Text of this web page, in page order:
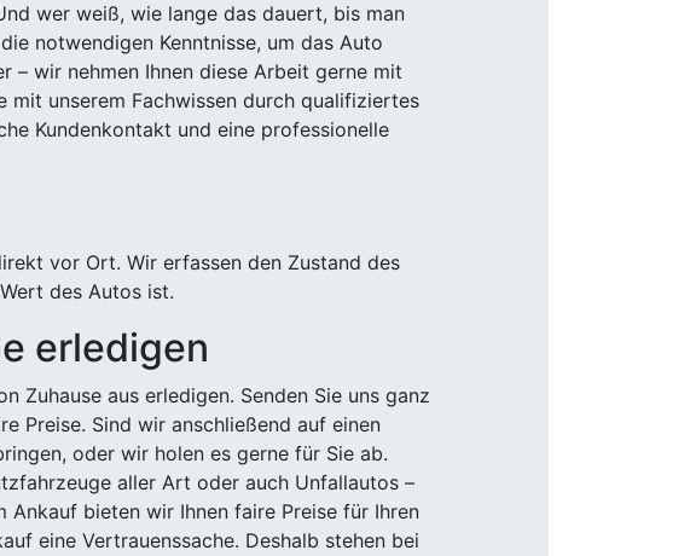
wer weiß, wie lange das dauert, bis man
notwendigen Kenntnisse, um das Auto
– wir nehmen Ihnen diese Arbeit gerne mit
mit unserem Fachwissen durch qualifiziertes
Kundenkontakt und eine professionelle
vor Ort. Wir erfassen den Zustand des
des Autos ist.
erledigen
Zuhause aus erledigen. Senden Sie uns ganz
Preise. Sind wir anschließend auf einen
oder wir holen es gerne für Sie ab.
aller Art oder auch Unfallautos –
Ankauf bieten wir Ihnen faire Preise für Ihren
eine Vertrauenssache. Deshalb stehen bei